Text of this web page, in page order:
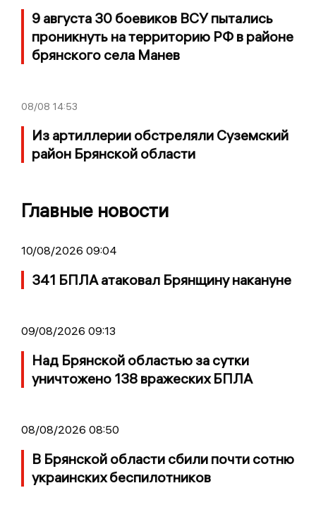
9 августа 30 боевиков ВСУ пытались
проникнуть на территорию РФ в районе
брянского села Манев
08/08 14:53
Из артиллерии обстреляли Суземский
район Брянской области
Главные новости
10/08/2026 09:04
341 БПЛА атаковал Брянщину накануне
09/08/2026 09:13
Над Брянской областью за сутки
уничтожено 138 вражеских БПЛА
08/08/2026 08:50
В Брянской области сбили почти сотню
украинских беспилотников